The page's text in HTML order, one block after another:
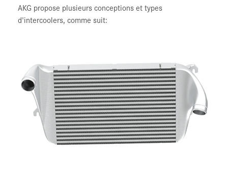
AKG propose plusieurs conceptions et types
d'intercoolers, comme suit: